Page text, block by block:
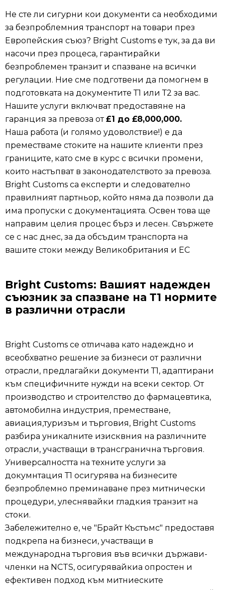
Не сте ли сигурни кои документи са необходими
за безпроблемния транспорт на товари през
Европейския съюз? Bright Customs е тук, за да ви
насочи през процеса, гарантирайки
безпроблемен транзит и спазване на всички
регулации. Ние сме подготвени да помогнем в
подготовката на документите Т1 или Т2 за вас.
Нашите услуги включват предоставяне на
гаранция за превоза от£1 до £8,000,000.
Наша работа (и голямо удоволствие!) е да
преместваме стоките на нашите клиенти през
границите, като сме в курс с всички промени,
които настъпват в законодателството за превоза.
Bright Customs са експерти и следователно
правилният партньор, който няма да позволи да
има пропуски с документацията. Освен това ще
направим целия процес бърз и лесен. Свържете
се с нас днес, за да обсъдим транспорта на
вашите стоки между Великобритания и ЕС
Bright Customs: Вашият надежден
съюзник за спазване на Т1 нормите
в различни отрасли
Bright Customs се отличава като надеждно и
всеобхватно решение за бизнеси от различни
отрасли, предлагайки документи Т1, адаптирани
към специфичните нужди на всеки сектор. От
производство и строителство до фармацевтика,
автомобилна индустрия, преместване,
авиация,туризъм и търговия, Bright Customs
разбира уникалните изисквния на различните
отрасли, участващи в трансгранична търговия.
Универсалността на техните услуги за
докумнтация Т1 осигурява на бизнесите
безпроблемно преминаване през митнически
процедури, улеснявайки гладкия транзит на
стоки.
Забележително е, че "Брайт Къстъмс" предоставя
подкрепа на бизнеси, участващи в
международна търговия във всички държави-
членки на NCTS, осигурявайкиа опростен и
ефективен подход към митниеските